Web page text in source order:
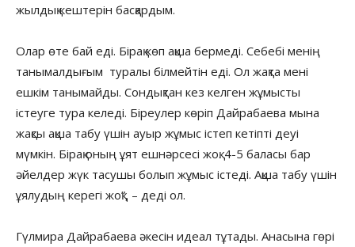
жылдық кештерін басқардым.
Олар өте бай еді. Бірақ көп ақша бермеді. Себебі менің
танымалдығым туралы білмейтін еді. Ол жақта мені
ешкім танымайды. Сондықтан кез келген жұмысты
істеуге тура келеді. Біреулер көріп Дайрабаева мына
жақсы ақша табу үшін ауыр жұмыс істеп кетіпті деуі
мүмкін. Бірақ оның ұят ешнәрсесі жоқ. 4-5 баласы бар
әйелдер жүк тасушы болып жұмыс істеді. Ақша табу үшін
ұялудың керегі жоқ”, – деді ол.
Гүлмира Дайрабаева әкесін идеал тұтады. Анасына гөрі